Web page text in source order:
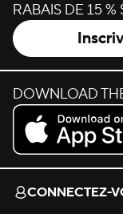
RABAIS DE 15
DOWNLOAD
Download on the
CONNECTEZ-